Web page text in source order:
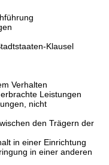
Klausel
Verhalten
Leistungen
nicht
den Trägern der
in einer Einrichtung
in einer anderen